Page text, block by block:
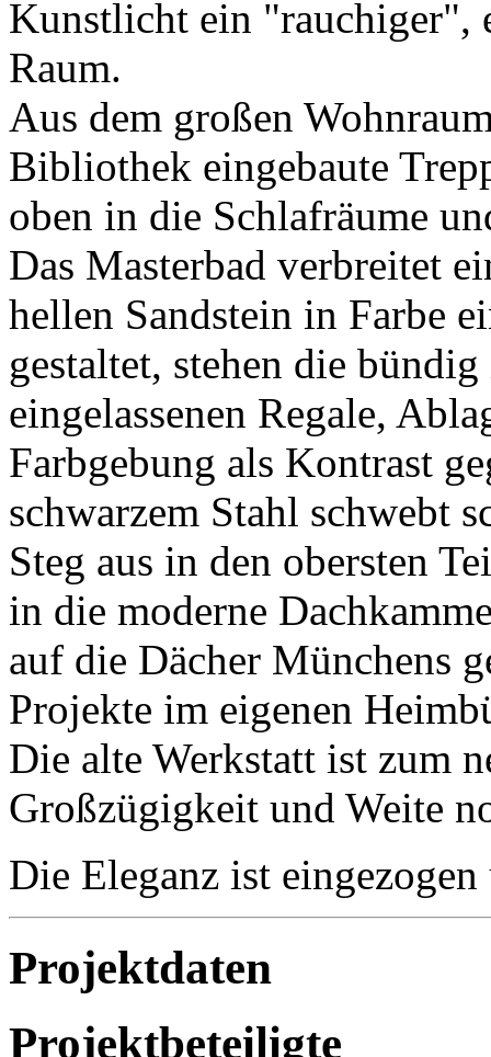
Kunstlicht ein "rauchiger",
Raum.
Aus dem großen
Bibliothek eingebaute
oben in die Schlafräume
Das Masterbad verbreitet
hellen Sandstein in Farbe
gestaltet, stehen die
eingelassenen Regale,
Farbgebung als Kontrast
schwarzem Stahl schwebt
Steg aus in den obersten
in die moderne
auf die Dächer Münchens
Projekte im eigenen
Die alte Werkstatt ist zum
Großzügigkeit und Weite
Die Eleganz ist
Projektdaten
Projektbeteiligte